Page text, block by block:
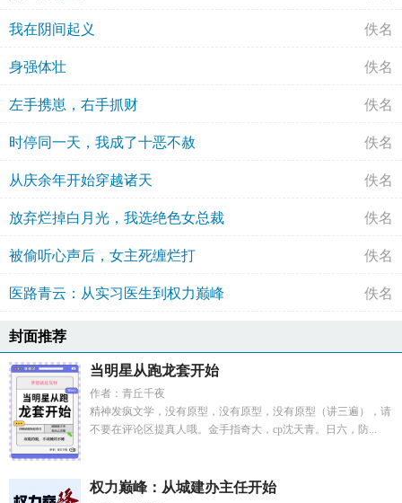
我在阴间起义 佚名
身强体壮 佚名
左手携崽，右手抓财 佚名
时停同一天，我成了十恶不赦 佚名
从庆余年开始穿越诸天 佚名
放弃烂掉白月光，我选绝色女总裁 佚名
被偷听心声后，女主死缠烂打 佚名
医路青云：从实习医生到权力巅峰 佚名
封面推荐
当明星从跑龙套开始
作者：青丘千夜
精神发疯文学，没有原型，没有原型，没有原型（讲三遍），请
不要在评论区提真人哦。金手指奇大，cp沈天青。日六，防...
权力巅峰：从城建办主任开始